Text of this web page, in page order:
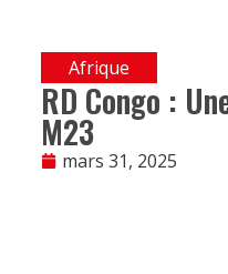
Afrique
RD Congo :
M23
mars 31, 2025